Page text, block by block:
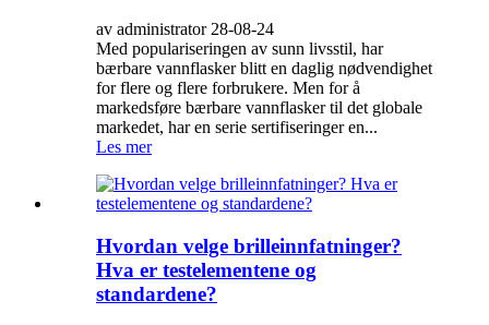
av administrator 28-08-24
Med populariseringen av sunn livsstil, har
bærbare vannflasker blitt en daglig nødvendighet
for flere og flere forbrukere. Men for å
markedsføre bærbare vannflasker til det globale
markedet, har en serie sertifiseringer en...
Les mer
Hvordan velge brilleinnfatninger?
Hva er testelementene og
standardene?